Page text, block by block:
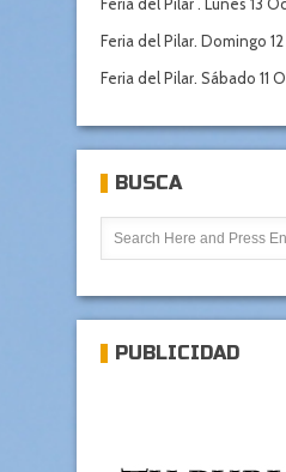
Feria del Pilar . Lunes 13
Feria del Pilar. Domingo
Feria del Pilar. Sábado 11
BUSCA
PUBLICIDAD